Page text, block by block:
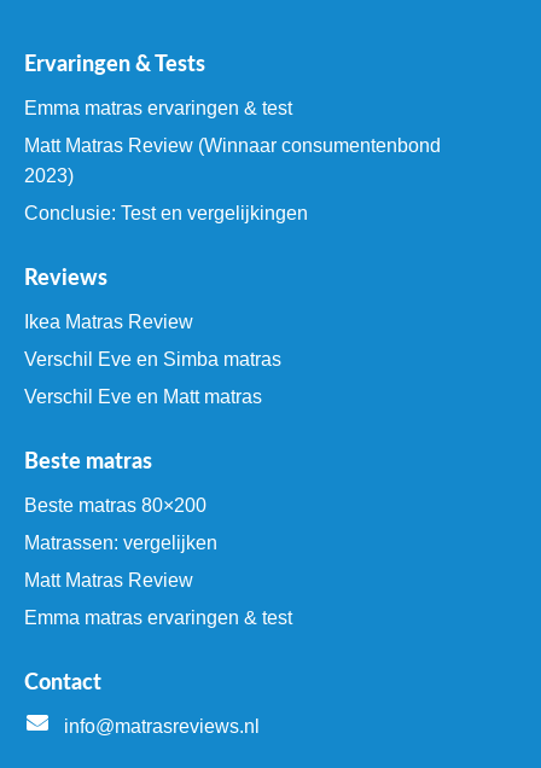
Ervaringen & Tests
Emma matras ervaringen & test
Matt Matras Review (Winnaar consumentenbond
2023)
Conclusie: Test en vergelijkingen
Reviews
Ikea Matras Review
Verschil Eve en Simba matras
Verschil Eve en Matt matras
Beste matras
Beste matras 80×200
Matrassen: vergelijken
Matt Matras Review
Emma matras ervaringen & test
Contact
info@matrasreviews.nl